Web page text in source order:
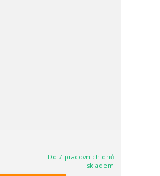
Do 7 pracovních dnů
skladem